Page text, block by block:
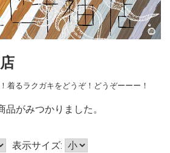
着るラクガキをどうぞ！どうぞーーー！
品がみつかりました。
表示サイズ: